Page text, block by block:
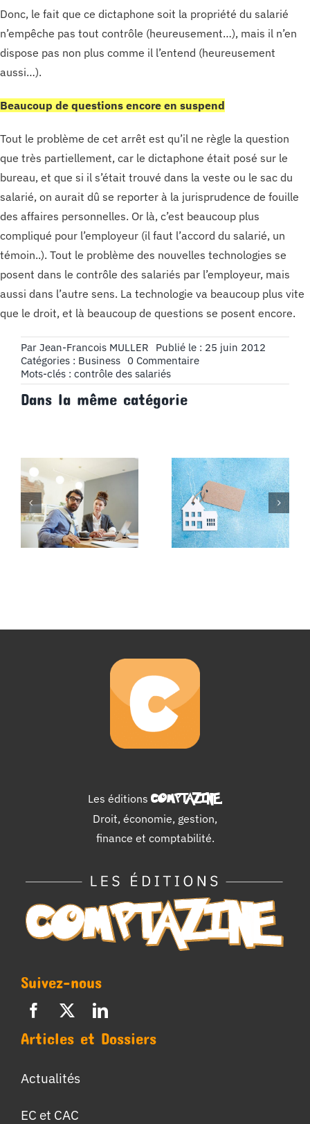
Donc, le fait que ce dictaphone soit la propriété du salarié
n’empêche pas tout contrôle (heureusement…), mais il n’en
dispose pas non plus comme il l’entend (heureusement
aussi…).
Beaucoup de questions encore en suspend
Tout le problème de cet arrêt est qu’il ne règle la question
que très partiellement, car le dictaphone était posé sur le
bureau, et que si il s’était trouvé dans la veste ou le sac du
salarié, on aurait dû se reporter à la jurisprudence de fouille
des affaires personnelles. Or là, c’est beaucoup plus
compliqué pour l’employeur (il faut l’accord du salarié, un
témoin..). Tout le problème des nouvelles technologies se
posent dans le contrôle des salariés par l’employeur, mais
aussi dans l’autre sens. La technologie va beaucoup plus vite
que le droit, et là beaucoup de questions se posent encore.
Par Jean-Francois MULLER
Publié le : 25 juin 2012
Catégories : Business 0 Commentaireon
vous
l’appareil
dans
votre
veste
!
Mots-clés : contrôle des salariés
Dans la même catégorie
courant
d’associé :
et fiscalité
La location de
énergivores
en 2023
Les éditions COMPTAZINE.
Droit, économie, gestion,
finance et comptabilité.
Suivez-nous
Articles et Dossiers
Actualités
EC et CAC